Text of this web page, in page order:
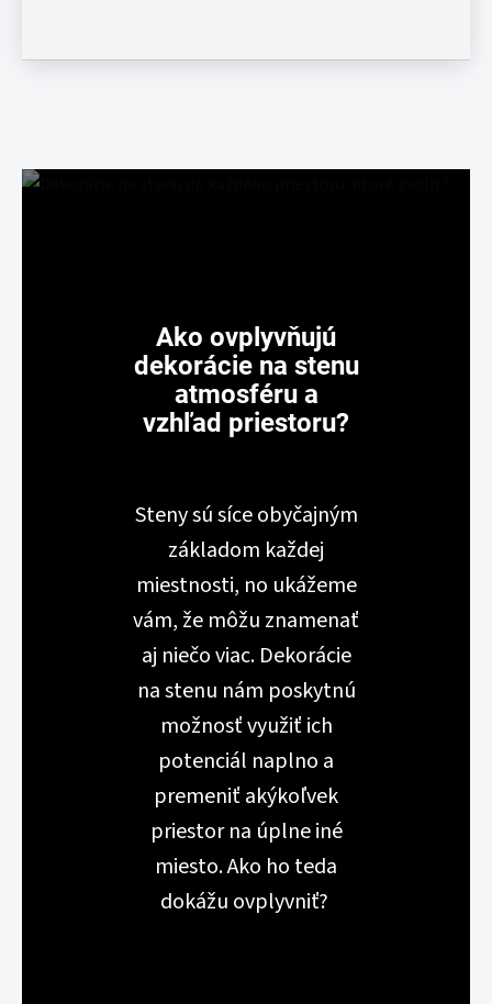
Ako ovplyvňujú
dekorácie na stenu
atmosféru a
vzhľad priestoru?
Steny sú síce obyčajným
základom každej
miestnosti, no ukážeme
vám, že môžu znamenať
aj niečo viac. Dekorácie
na stenu nám poskytnú
možnosť využiť ich
potenciál naplno a
premeniť akýkoľvek
priestor na úplne iné
miesto. Ako ho teda
dokážu ovplyvniť?